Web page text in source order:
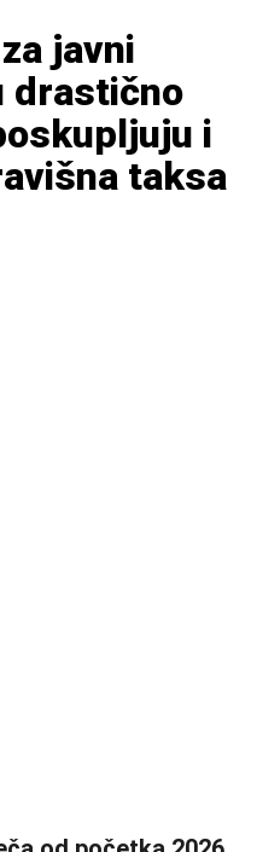
javni
drastično
i
taksa